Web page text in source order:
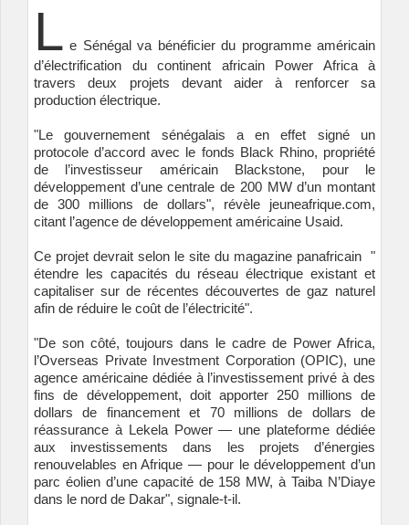
L e Sénégal va bénéficier du programme américain
d’électrification du continent africain Power Africa à
travers deux projets devant aider à renforcer sa
production électrique.
"Le gouvernement sénégalais a en effet signé un
protocole d’accord avec le fonds Black Rhino, propriété
de l’investisseur américain Blackstone, pour le
développement d’une centrale de 200 MW d’un montant
de 300 millions de dollars", révèle jeuneafrique.com,
citant l’agence de développement américaine Usaid.
Ce projet devrait selon le site du magazine panafricain "
étendre les capacités du réseau électrique existant et
capitaliser sur de récentes découvertes de gaz naturel
afin de réduire le coût de l’électricité".
"De son côté, toujours dans le cadre de Power Africa,
l’Overseas Private Investment Corporation (OPIC), une
agence américaine dédiée à l’investissement privé à des
fins de développement, doit apporter 250 millions de
dollars de financement et 70 millions de dollars de
réassurance à Lekela Power — une plateforme dédiée
aux investissements dans les projets d’énergies
renouvelables en Afrique — pour le développement d’un
parc éolien d’une capacité de 158 MW, à Taiba N’Diaye
dans le nord de Dakar", signale-t-il.